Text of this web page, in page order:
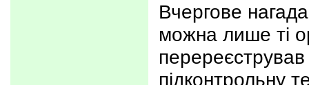
Вчергове
можна лише ті
підконтрольну